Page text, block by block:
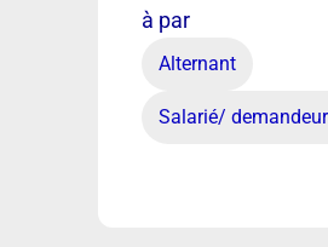
à par
Alternant
Salarié/